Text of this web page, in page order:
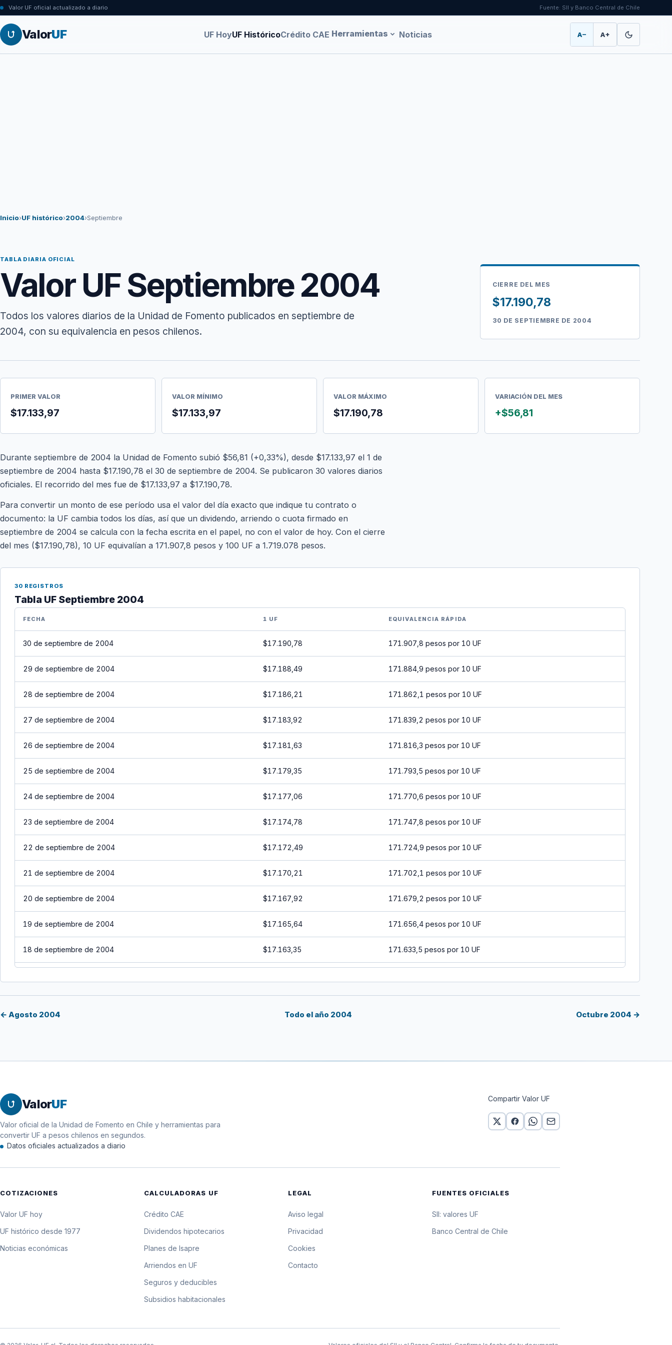
Valor UF oficial actualizado a diario Fuente: SII y Banco Central de Chile
ValorUF UF HoyUF HistóricoCrédito CAE Herramientas Noticias A− A+
Inicio›UF histórico›2004›Septiembre
TABLA DIARIA OFICIAL
Valor UF Septiembre 2004
Todos los valores diarios de la Unidad de Fomento publicados en septiembre de
2004, con su equivalencia en pesos chilenos.
CIERRE DEL MES
$17.190,78
30 DE SEPTIEMBRE DE 2004
PRIMER VALOR
$17.133,97
VALOR MÍNIMO
$17.133,97
VALOR MÁXIMO
$17.190,78
VARIACIÓN DEL MES
+$56,81
Durante septiembre de 2004 la Unidad de Fomento subió $56,81 (+0,33%), desde $17.133,97 el 1 de
septiembre de 2004 hasta $17.190,78 el 30 de septiembre de 2004. Se publicaron 30 valores diarios
oficiales. El recorrido del mes fue de $17.133,97 a $17.190,78.
Para convertir un monto de ese período usa el valor del día exacto que indique tu contrato o
documento: la UF cambia todos los días, así que un dividendo, arriendo o cuota firmado en
septiembre de 2004 se calcula con la fecha escrita en el papel, no con el valor de hoy. Con el cierre
del mes ($17.190,78), 10 UF equivalían a 171.907,8 pesos y 100 UF a 1.719.078 pesos.
30 REGISTROS
Tabla UF Septiembre 2004
FECHA 1 UF EQUIVALENCIA RÁPIDA
30 de septiembre de 2004 $17.190,78 171.907,8 pesos por 10 UF
29 de septiembre de 2004 $17.188,49 171.884,9 pesos por 10 UF
28 de septiembre de 2004 $17.186,21 171.862,1 pesos por 10 UF
27 de septiembre de 2004 $17.183,92 171.839,2 pesos por 10 UF
26 de septiembre de 2004 $17.181,63 171.816,3 pesos por 10 UF
25 de septiembre de 2004 $17.179,35 171.793,5 pesos por 10 UF
24 de septiembre de 2004 $17.177,06 171.770,6 pesos por 10 UF
23 de septiembre de 2004 $17.174,78 171.747,8 pesos por 10 UF
22 de septiembre de 2004 $17.172,49 171.724,9 pesos por 10 UF
21 de septiembre de 2004 $17.170,21 171.702,1 pesos por 10 UF
20 de septiembre de 2004 $17.167,92 171.679,2 pesos por 10 UF
19 de septiembre de 2004 $17.165,64 171.656,4 pesos por 10 UF
18 de septiembre de 2004 $17.163,35 171.633,5 pesos por 10 UF
12 de septiembre de 2004
11 de septiembre de 2004
7 de septiembre de 2004 $17.140,60 171.406 pesos por 10 UF
← Agosto 2004 Todo el año 2004 Octubre 2004 →
ValorUF
Valor oficial de la Unidad de Fomento en Chile y herramientas para
convertir UF a pesos chilenos en segundos.
Datos oficiales actualizados a diario
Compartir Valor UF
COTIZACIONES
Valor UF hoy
UF histórico desde 1977
Noticias económicas
CALCULADORAS UF
Crédito CAE
Dividendos hipotecarios
Planes de Isapre
Arriendos en UF
Seguros y deducibles
Subsidios habitacionales
LEGAL
Aviso legal
Privacidad
Cookies
Contacto
FUENTES OFICIALES
SII: valores UF
Banco Central de Chile